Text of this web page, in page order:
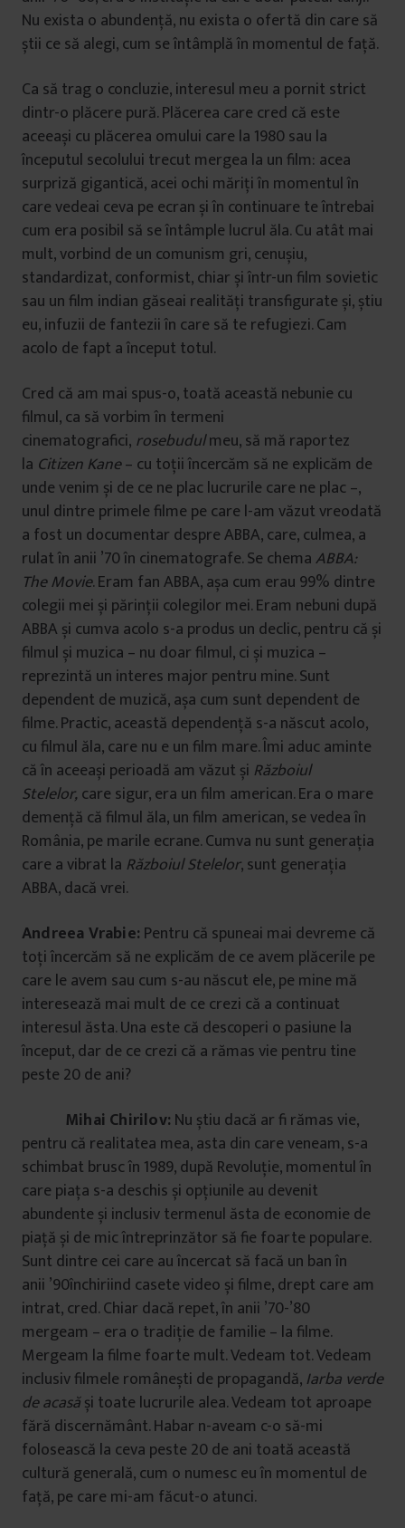
Nu exista o abundență, nu exista o ofertă din care să
știi ce să alegi, cum se întâmplă în momentul de față.
Ca să trag o concluzie, interesul meu a pornit strict
dintr-o plăcere pură. Plăcerea care cred că este
aceeași cu plăcerea omului care la 1980 sau la
începutul secolului trecut mergea la un film: acea
surpriză gigantică, acei ochi măriți în momentul în
care vedeai ceva pe ecran și în continuare te întrebai
cum era posibil să se întâmple lucrul ăla. Cu atât mai
mult, vorbind de un comunism gri, cenușiu,
standardizat, conformist, chiar și într-un film sovietic
sau un film indian găseai realități transfigurate și, știu
eu, infuzii de fantezii în care să te refugiezi. Cam
acolo de fapt a început totul.
Cred că am mai spus-o, toată această nebunie cu
filmul, ca să vorbim în termeni
cinematografici, rosebudulmeu, să mă raportez
la Citizen Kane– cu toții încercăm să ne explicăm de
unde venim și de ce ne plac lucrurile care ne plac –,
unul dintre primele filme pe care l-am văzut vreodată
a fost un documentar despre ABBA, care, culmea, a
rulat în anii ’70 în cinematografe. Se chemaABBA:
The Movie. Eram fan ABBA, așa cum erau 99% dintre
colegii mei și părinții colegilor mei. Eram nebuni după
ABBA și cumva acolo s-a produs un declic, pentru că și
filmul și muzica – nu doar filmul, ci și muzica –
reprezintă un interes major pentru mine. Sunt
dependent de muzică, așa cum sunt dependent de
filme. Practic, această dependență s-a născut acolo,
cu filmul ăla, care nu e un film mare. Îmi aduc aminte
că în aceeași perioadă am văzut și Războiul
Stelelor, care sigur, era un film american. Era o mare
demență că filmul ăla, un film american, se vedea în
România, pe marile ecrane. Cumva nu sunt generația
care a vibrat la Războiul Stelelor, sunt generația
ABBA, dacă vrei.
Andreea Vrabie: Pentru că spuneai mai devreme că
toți încercăm să ne explicăm de ce avem plăcerile pe
care le avem sau cum s-au născut ele, pe mine mă
interesează mai mult de ce crezi că a continuat
interesul ăsta. Una este că descoperi o pasiune la
început, dar de ce crezi că a rămas vie pentru tine
peste 20 de ani?
Mihai Chirilov: Nu știu dacă ar fi rămas vie,
pentru că realitatea mea, asta din care veneam, s-a
schimbat brusc în 1989, după Revoluție, momentul în
care piața s-a deschis și opțiunile au devenit
abundente și inclusiv termenul ăsta de economie de
piață și de mic întreprinzător să fie foarte populare.
Sunt dintre cei care au încercat să facă un ban în
anii ’90închiriind casete video și filme, drept care am
intrat, cred. Chiar dacă repet, în anii ’70-’80
mergeam – era o tradiție de familie – la filme.
Mergeam la filme foarte mult. Vedeam tot. Vedeam
inclusiv filmele românești de propagandă, Iarba verde
de acasăși toate lucrurile alea. Vedeam tot aproape
fără discernământ. Habar n-aveam c-o să-mi
folosească la ceva peste 20 de ani toată această
cultură generală, cum o numesc eu în momentul de
față, pe care mi-am făcut-o atunci.